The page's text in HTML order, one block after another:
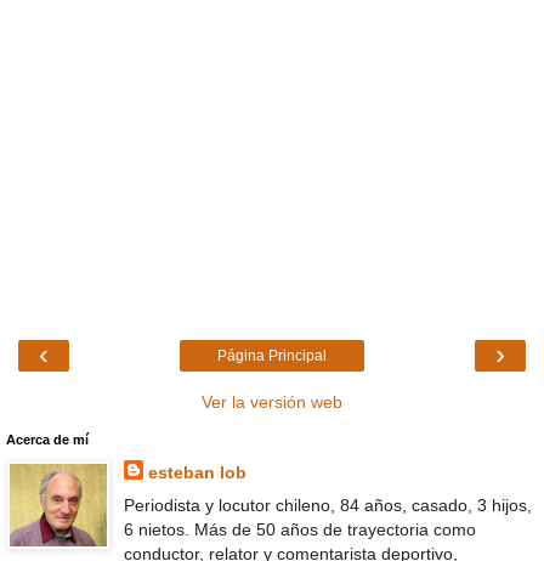
‹ ›
Página Principal
Ver la versión web
Acerca de mí
esteban lob
Periodista y locutor chileno, 84 años, casado, 3 hijos,
6 nietos. Más de 50 años de trayectoria como
conductor, relator y comentarista deportivo,